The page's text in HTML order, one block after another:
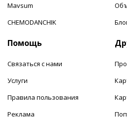
Mavsum
CHEMODANCHIK
Помощь
Связаться с нами
Услуги
Правила пользования
Реклама